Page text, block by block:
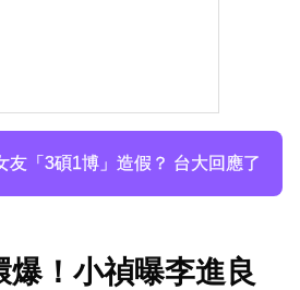
時掌握天下大小事！
湯米德塔莫驟逝 妻淚喊：永遠是
爆！小禎曝李進良